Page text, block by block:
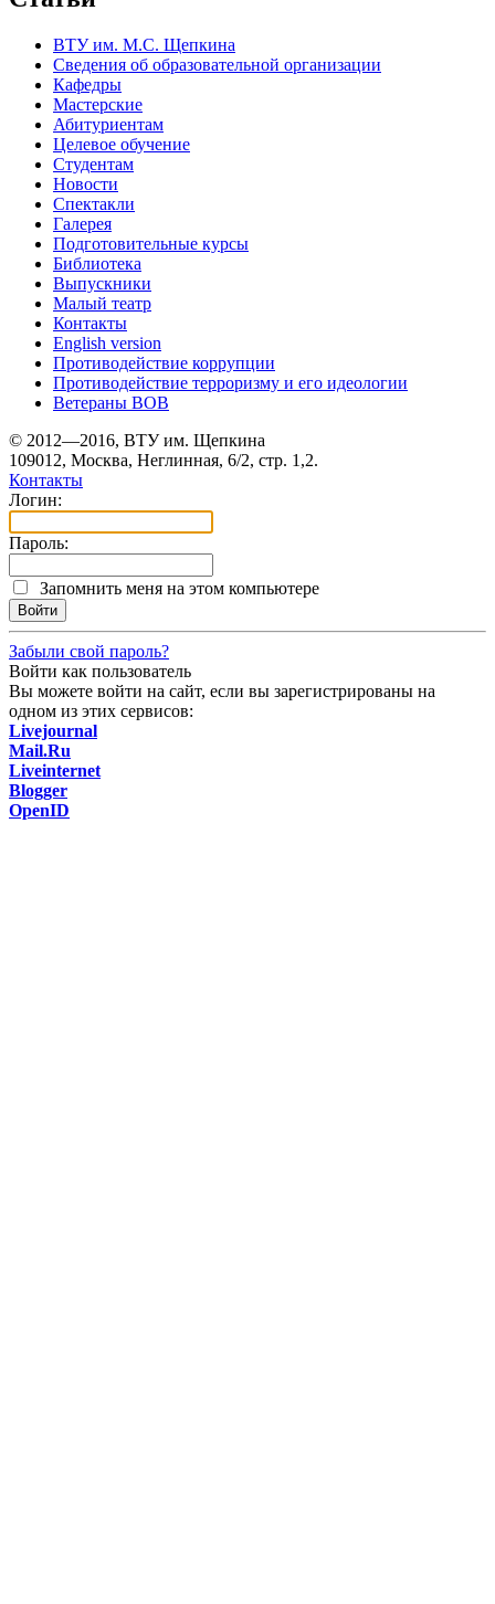
ВТУ им. М.С. Щепкина
Сведения об образовательной организации
Кафедры
Мастерские
Абитуриентам
Целевое обучение
Студентам
Новости
Спектакли
Галерея
Подготовительные курсы
Библиотека
Выпускники
Малый театр
Контакты
English version
Противодействие коррупции
Противодействие терроризму и его идеологии
Ветераны ВОВ
© 2012—2016, ВТУ им. Щепкина
109012, Москва, Неглинная, 6/2, стр. 1,2.
Контакты
Логин:
Пароль:
Запомнить меня на этом компьютере
Забыли свой пароль?
Войти как пользователь
Вы можете войти на сайт, если вы зарегистрированы на
одном из этих сервисов:
Livejournal
Mail.Ru
Liveinternet
Blogger
OpenID